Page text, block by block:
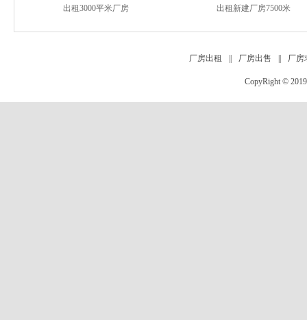
出租3000平米厂房 出租新建厂房7500米
厂房出租 厂房出售 厂房
CopyRight ©